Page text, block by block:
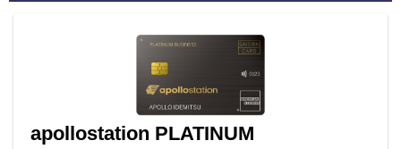
apollostation PLATINUM